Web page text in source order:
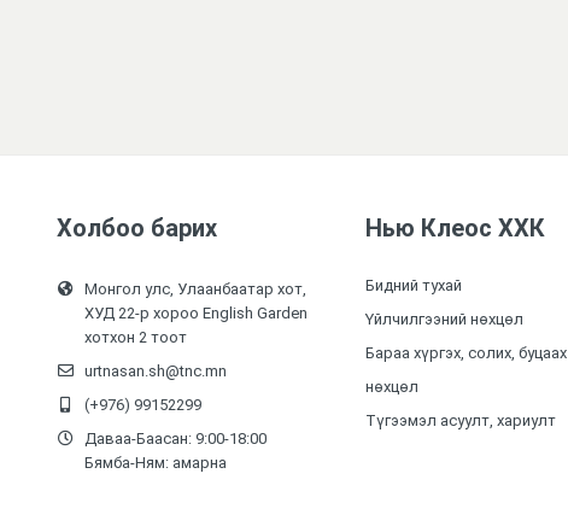
Холбоо барих
Монгол улс, Улаанбаатар хот,
ХУД 22-р хороо English Garden
хотхон 2 тоот
urtnasan.sh@tnc.mn
(+976) 99152299
Даваа-Баасан: 9:00-18:00
Бямба-Ням: амарна
Нью Клеос ХХК
Бидний тухай
Үйлчилгээний нөхцөл
Бараа хүргэх, солих, буцаах
нөхцөл
Түгээмэл асуулт, хариулт